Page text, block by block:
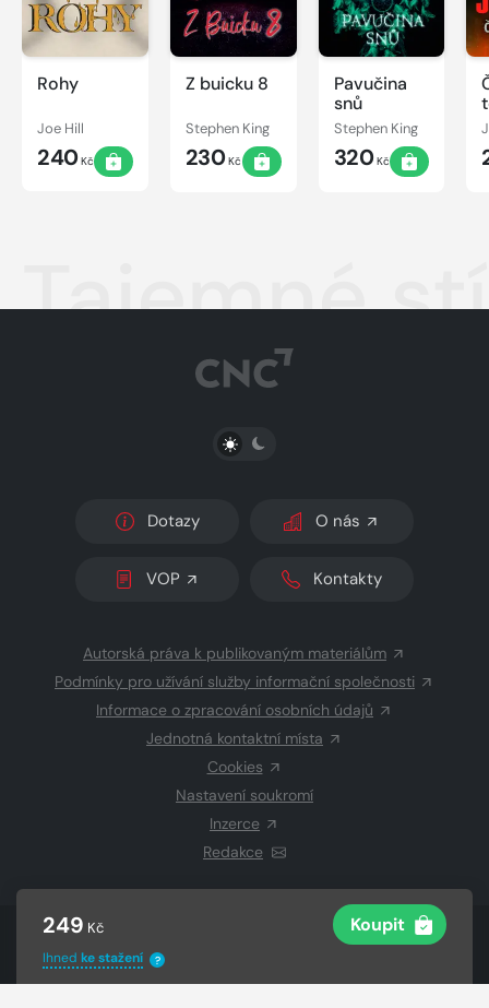
249 Kč Koupit
Ihned ke stažení ?
Rohy
Joe Hill
240Kč
Z buicku 8
Stephen King
230Kč
Pavučina
snů
Stephen King
320Kč
Tajemné
PŘEPNOUT SVĚTLÝ/TMAVÝ REŽIM
Dotazy O nás
VOP Kontakty
Autorská práva k publikovaným materiálům
Podmínky pro užívání služby informační společnosti
Informace o zpracování osobních údajů
Jednotná kontaktní místa
Cookies
Nastavení soukromí
Inzerce
Redakce
© 2026 Copyright CZECH NEWS CENTER a.s.
a dodavatelé
VysázenoGrand IT s.r.o.